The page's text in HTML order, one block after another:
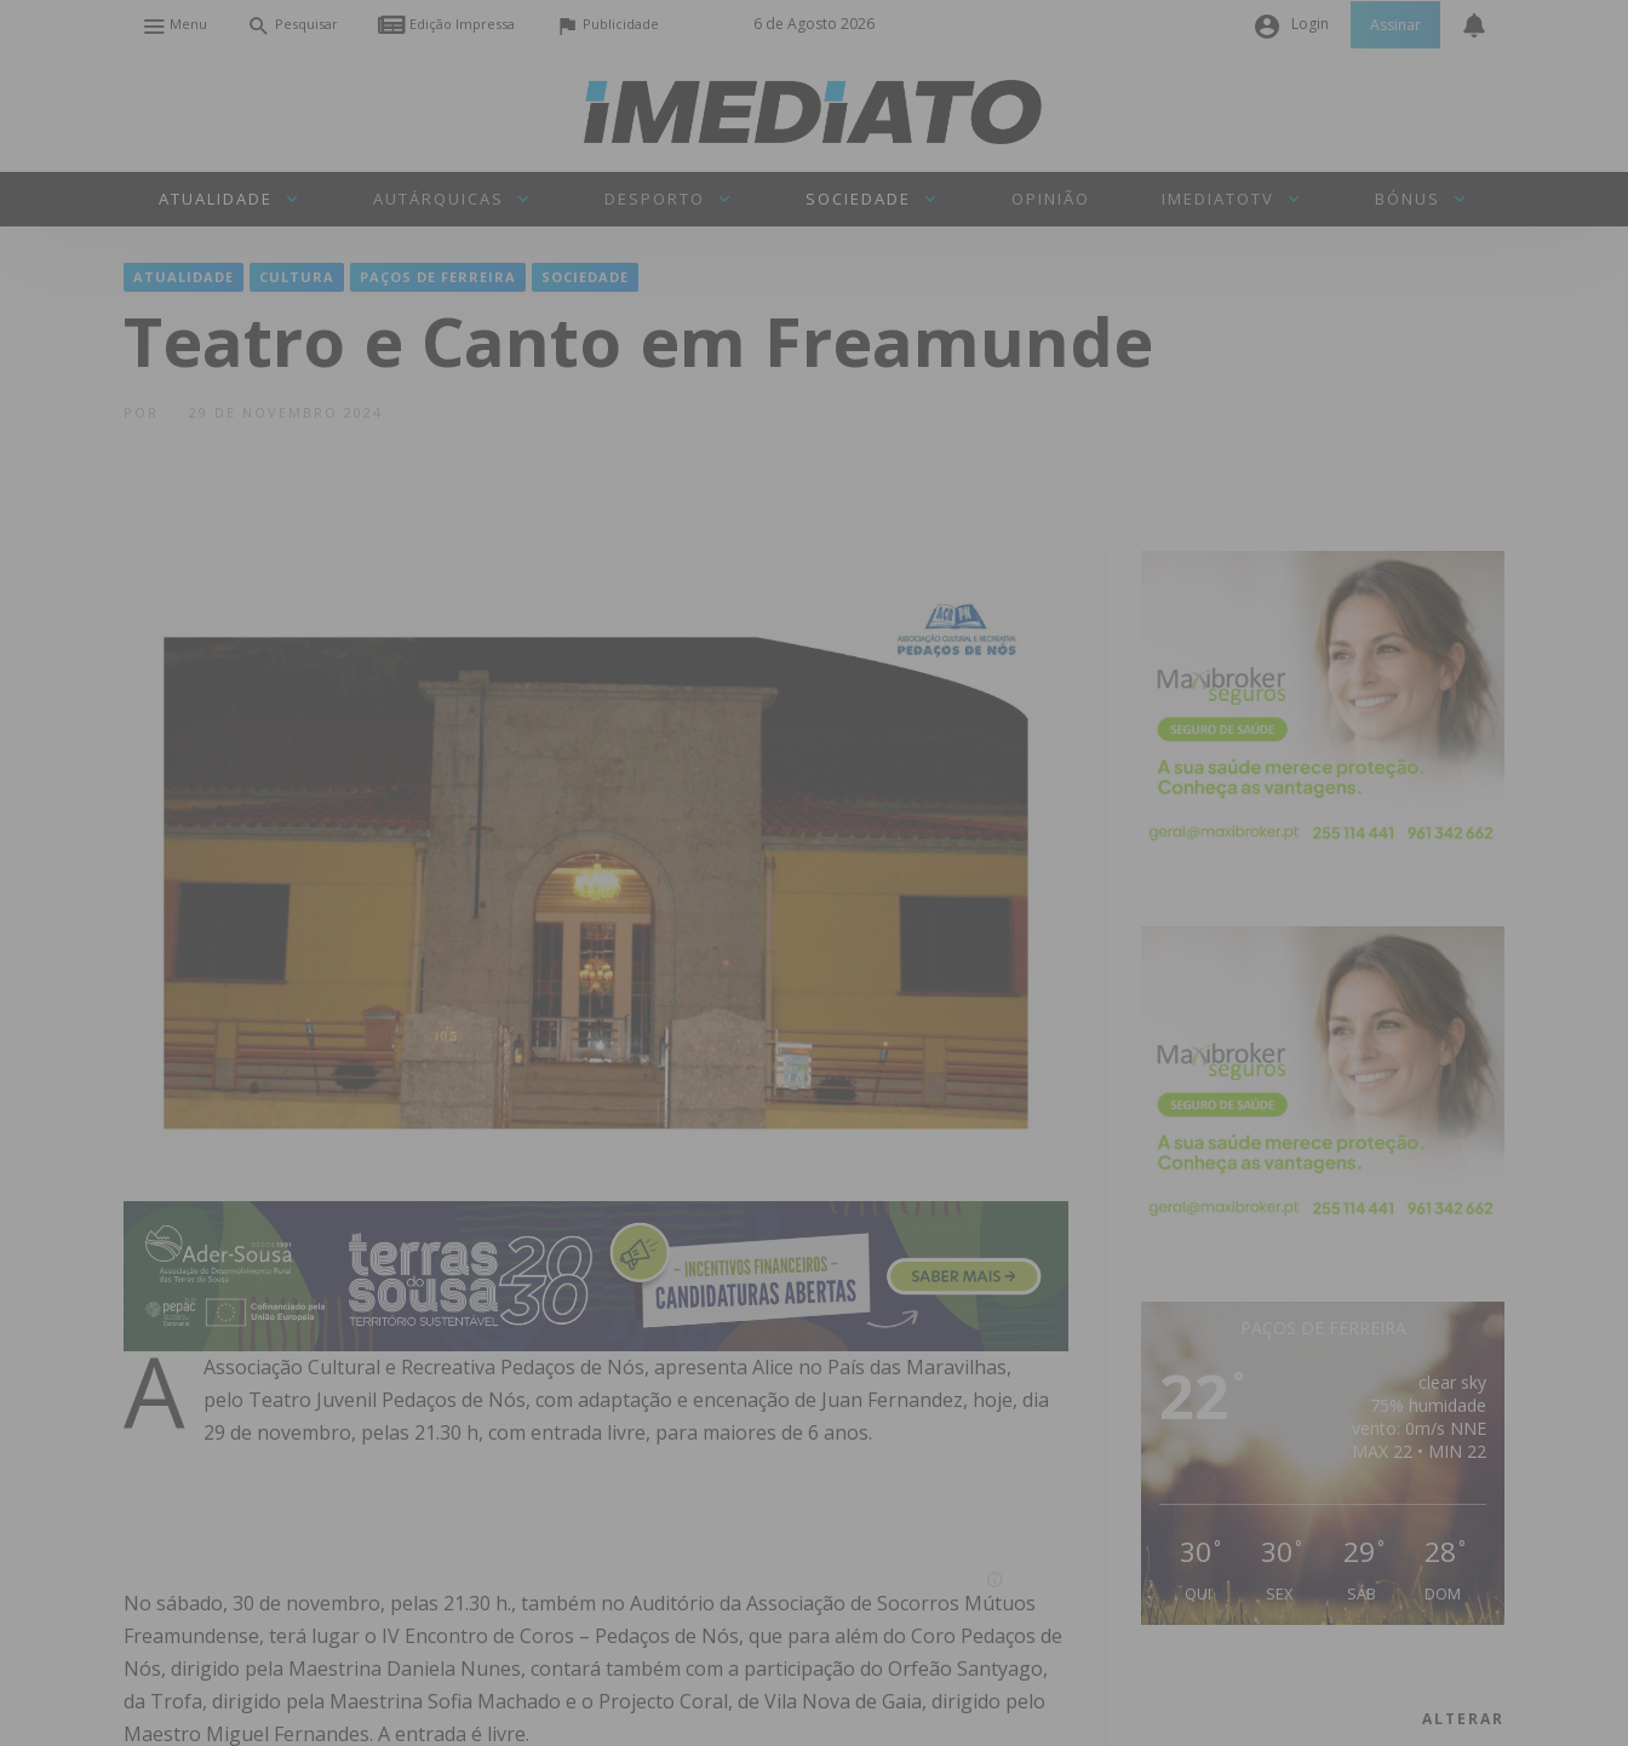
6 de Agosto 2026
Menu Pesquisar Edição Impressa Publicidade Login
Senha
Assinar
ATUALIDADE AUTÁRQUICAS DESPORTO SOCIEDADE OPINIÃO IMEDIATOTV BÓNUS
ATUALIDADE CULTURA PAÇOS DE FERREIRA SOCIEDADE
Teatro e Canto em Freamunde
29 DE NOVEMBRO 2024
A
Associação Cultural e Recreativa Pedaços de Nós, apresenta Alice no País das Maravilhas,
pelo Teatro Juvenil Pedaços de Nós, com adaptação e encenação de Juan Fernandez, hoje, dia
29 de novembro, pelas 21.30 h, com entrada livre, para maiores de 6 anos.
No sábado, 30 de novembro, pelas 21.30 h., também no Auditório da Associação de Socorros Mútuos
Freamundense, terá lugar o IV Encontro de Coros – Pedaços de Nós, que para além do Coro Pedaços de
Nós, dirigido pela Maestrina Daniela Nunes, contará também com a participação do Orfeão Santyago,
da Trofa, dirigido pela Maestrina Sofia Machado e o Projecto Coral, de Vila Nova de Gaia, dirigido pelo
Maestro Miguel Fernandes. A entrada é livre.
22
clear sky
75% humidade
vento: 0m/s NNE
MAX 22 • MIN 22
30 °
QUI
30 °
SEX
29 °
SÁB
28 °
DOM
ALTERAR